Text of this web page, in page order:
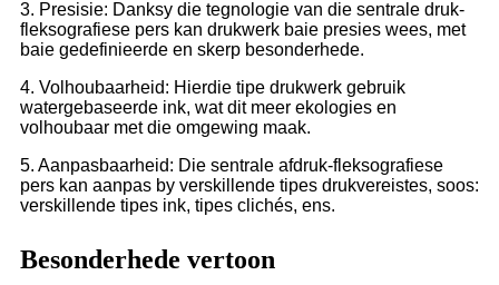
3. Presisie: Danksy die tegnologie van die sentrale druk-
fleksografiese pers kan drukwerk baie presies wees, met
baie gedefinieerde en skerp besonderhede.
4. Volhoubaarheid: Hierdie tipe drukwerk gebruik
watergebaseerde ink, wat dit meer ekologies en
volhoubaar met die omgewing maak.
5. Aanpasbaarheid: Die sentrale afdruk-fleksografiese
pers kan aanpas by verskillende tipes drukvereistes, soos:
verskillende tipes ink, tipes clichés, ens.
Besonderhede vertoon